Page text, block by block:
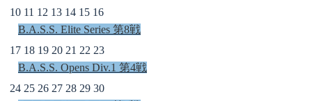
10 11 12 13 14 15 16
B.A.S.S. Elite Series 第8戦
17 18 19 20 21 22 23
B.A.S.S. Opens Div.1 第4戦
24 25 26 27 28 29 30